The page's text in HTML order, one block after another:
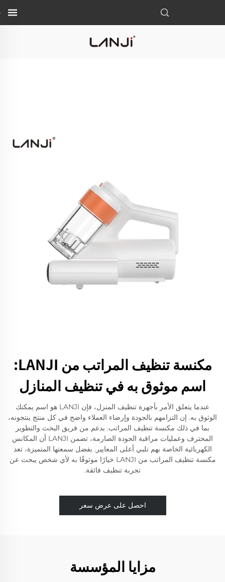
مكنسة تنظيف المراتب من LANJI:
اسم موثوق به في تنظيف المنازل
عندما يتعلق الأمر بأجهزة تنظيف المنزل، فإن LANJI هو اسم يمكنك
الوثوق به. إن التزامهم بالجودة وإرضاء العملاء واضح في كل منتج ينتجونه،
بما في ذلك مكنسة تنظيف المراتب. بدعم من فريق البحث والتطوير
المحترف وعمليات مراقبة الجودة الصارمة، تضمن LANJI أن المكانس
الكهربائية الخاصة بهم تلبي أعلى المعايير. بفضل سمعتها المتميزة، تعد
مكنسة تنظيف المراتب من LANJI خيارًا موثوقًا به لأي شخص يبحث عن
تجربة تنظيف فائقة.
احصل على عرض سعر
مزايا المؤسسة